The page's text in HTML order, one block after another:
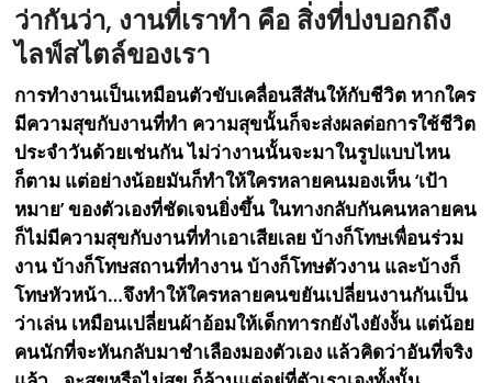
ว่ากันว่า, งานที่เราทำ คือ สิ่งที่บ่งบอกถึง
ไลฟ์สไตล์ของเรา
การทำงานเป็นเหมือนตัวขับเคลื่อนสีสันให้กับชีวิต หากใคร
มีความสุขกับงานที่ทำ ความสุขนั้นก็จะส่งผลต่อการใช้ชีวิต
ประจำวันด้วยเช่นกัน ไม่ว่างานนั้นจะมาในรูปแบบไหน
ก็ตาม แต่อย่างน้อยมันก็ทำให้ใครหลายคนมองเห็น ‘เป้า
หมาย’ ของตัวเองที่ชัดเจนยิ่งขึ้น ในทางกลับกันคนหลายคน
ก็ไม่มีความสุขกับงานที่ทำเอาเสียเลย บ้างก็โทษเพื่อนร่วม
งาน บ้างก็โทษสถานที่ทำงาน บ้างก็โทษตัวงาน และบ้างก็
โทษหัวหน้า…จึงทำให้ใครหลายคนขยันเปลี่ยนงานกันเป็น
ว่าเล่น เหมือนเปลี่ยนผ้าอ้อมให้เด็กทารกยังไงยังงั้น แต่น้อย
คนนักที่จะหันกลับมาชำเลืองมองตัวเอง แล้วคิดว่าอันที่จริง